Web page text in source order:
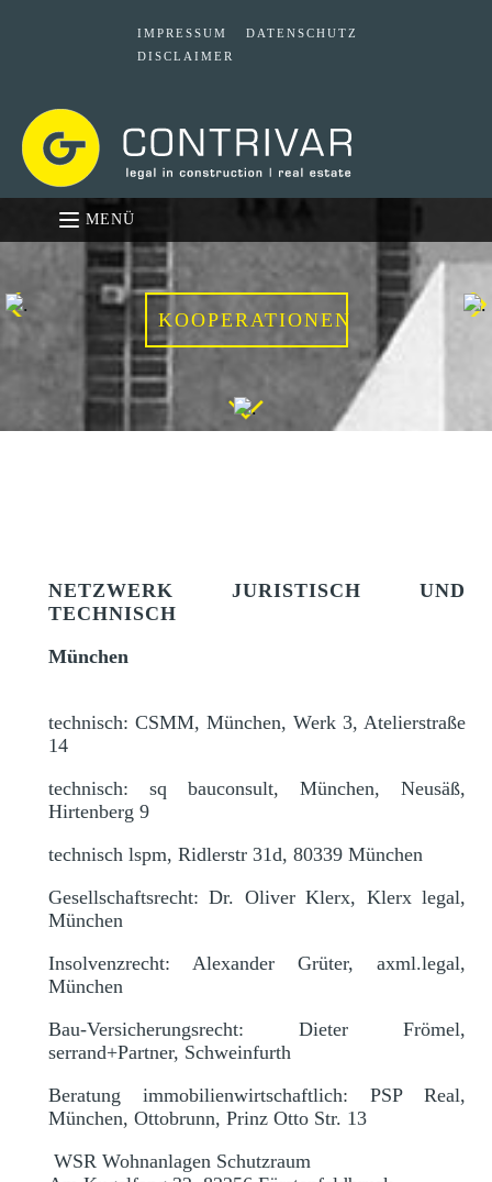
IMPRESSUM
DATENSCHUTZ
DISCLAIMER
MENÜ
KOOPERATIONEN
NETZWERK JURISTISCH UND
TECHNISCH
München
technisch: CSMM, München, Werk 3, Atelierstraße
14
technisch: sq bauconsult, München, Neusäß,
Hirtenberg 9
technisch lspm, Ridlerstr 31d, 80339 München
Gesellschaftsrecht: Dr. Oliver Klerx, Klerx legal,
München
Insolvenzrecht: Alexander Grüter, axml.legal,
München
Bau-Versicherungsrecht: Dieter Frömel,
serrand+Partner, Schweinfurth
Beratung immobilienwirtschaftlich: PSP Real,
München, Ottobrunn, Prinz Otto Str. 13
WSR Wohnanlagen Schutzraum